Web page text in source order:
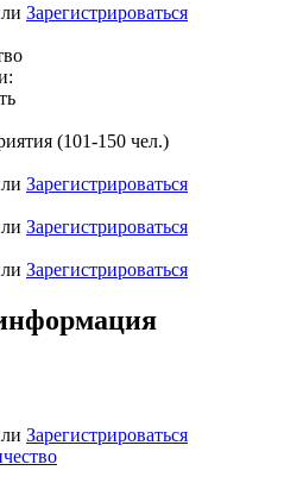
Зарегистрироваться
(101-150 чел.)
Зарегистрироваться
Зарегистрироваться
Зарегистрироваться
Зарегистрироваться